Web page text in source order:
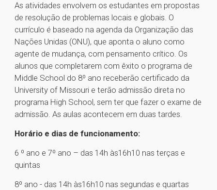
As atividades envolvem os estudantes em propostas
de resolução de problemas locais e globais. O
currículo é baseado na agenda da Organização das
Nações Unidas (ONU), que aponta o aluno como
agente de mudança, com pensamento crítico. Os
alunos que completarem com êxito o programa de
Middle School do 8º ano receberão certificado da
University of Missouri e terão admissão direta no
programa High School, sem ter que fazer o exame de
admissão. As aulas acontecem em duas tardes.
Horário e dias de funcionamento:
6 º ano e 7º ano – das 14h às16h10 nas terças e
quintas
8º ano - das 14h às16h10 nas segundas e quartas